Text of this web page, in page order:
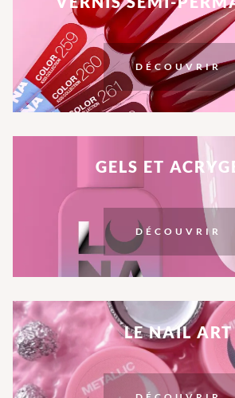
DÉCOUVRIR
GELS ET
DÉCOUVRIR
LE NAIL ART